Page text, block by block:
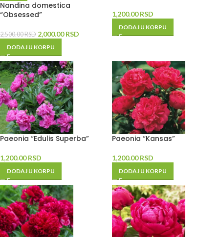
Nandina domestica
“Obsessed”
2,500.00RSD 2,000.00RSD
DODAJ U KORPU
1,200.00RSD
DODAJ U KORPU
Paeonia “Edulis Superba”
1,200.00RSD
DODAJ U KORPU
Paeonia “Kansas”
1,200.00RSD
DODAJ U KORPU